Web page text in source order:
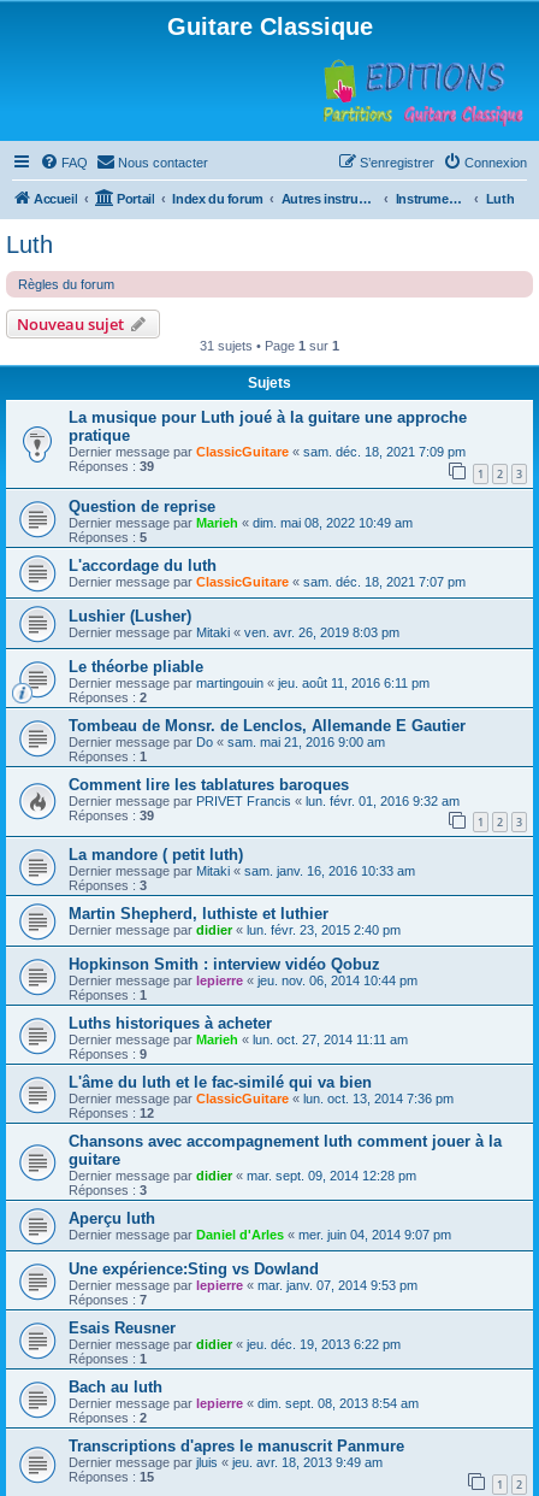
Guitare Classique
FAQ Nous contacter Connexion
S’enregistrer
Accueil Portail Index du forum Autres instruments à cordes pincées, ou styles Instruments anciens Luth
Luth
Règles du forum
Nouveau sujet
31 sujets • Page 1 sur 1
Sujets
La musique pour Luth joué à la guitare une approche
pratique
Dernier message par ClassicGuitare « sam. déc. 18, 2021 7:09 pm
Réponses : 39 1 2 3
Question de reprise
Dernier message par Marieh « dim. mai 08, 2022 10:49 am
Réponses : 5
L'accordage du luth
Dernier message par ClassicGuitare « sam. déc. 18, 2021 7:07 pm
Lushier (Lusher)
Dernier message par Mitaki « ven. avr. 26, 2019 8:03 pm
Le théorbe pliable
Dernier message par martingouin « jeu. août 11, 2016 6:11 pm
Réponses : 2
Tombeau de Monsr. de Lenclos, Allemande E Gautier
Dernier message par Do « sam. mai 21, 2016 9:00 am
Réponses : 1
Comment lire les tablatures baroques
Dernier message par PRIVET Francis « lun. févr. 01, 2016 9:32 am
Réponses : 39 1 2 3
La mandore ( petit luth)
Dernier message par Mitaki « sam. janv. 16, 2016 10:33 am
Réponses : 3
Martin Shepherd, luthiste et luthier
Dernier message par didier« lun. févr. 23, 2015 2:40 pm
Hopkinson Smith : interview vidéo Qobuz
Dernier message par lepierre « jeu. nov. 06, 2014 10:44 pm
Réponses : 1
Luths historiques à acheter
Dernier message par Marieh « lun. oct. 27, 2014 11:11 am
Réponses : 9
L'âme du luth et le fac-similé qui va bien
Dernier message par ClassicGuitare « lun. oct. 13, 2014 7:36 pm
Réponses : 12
Chansons avec accompagnement luth comment jouer à la
guitare
Dernier message par didier« mar. sept. 09, 2014 12:28 pm
Réponses : 3
Aperçu luth
Dernier message par Daniel d'Arles « mer. juin 04, 2014 9:07 pm
Une expérience:Sting vs Dowland
Dernier message par lepierre « mar. janv. 07, 2014 9:53 pm
Réponses : 7
Esais Reusner
Dernier message par didier« jeu. déc. 19, 2013 6:22 pm
Réponses : 1
Bach au luth
Dernier message par lepierre « dim. sept. 08, 2013 8:54 am
Réponses : 2
Transcriptions d'apres le manuscrit Panmure
Dernier message par jluis « jeu. avr. 18, 2013 9:49 am
Réponses : 15 1 2